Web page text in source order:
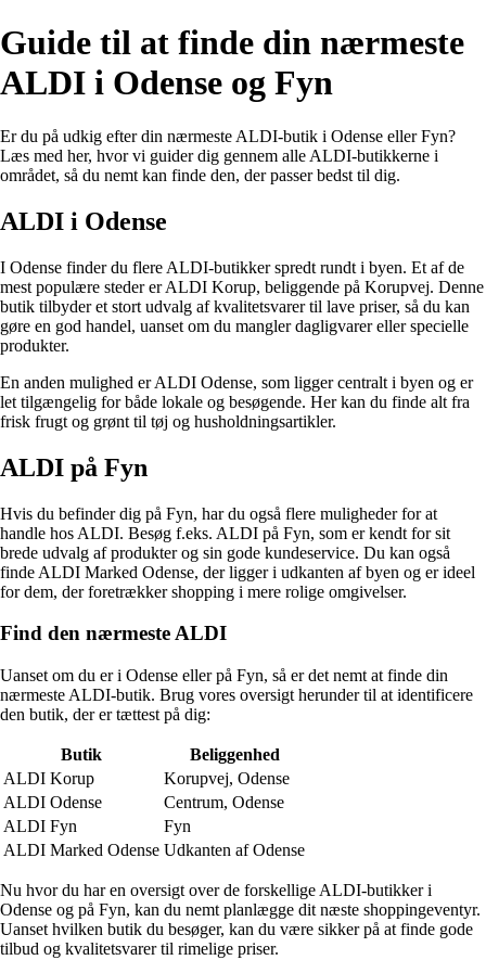
Guide til at finde din nærmeste
ALDI i Odense og Fyn
Er du på udkig efter din nærmeste ALDI-butik i Odense eller Fyn?
Læs med her, hvor vi guider dig gennem alle ALDI-butikkerne i
området, så du nemt kan finde den, der passer bedst til dig.
ALDI i Odense
I Odense finder du flere ALDI-butikker spredt rundt i byen. Et af de
mest populære steder er ALDI Korup, beliggende på Korupvej. Denne
butik tilbyder et stort udvalg af kvalitetsvarer til lave priser, så du kan
gøre en god handel, uanset om du mangler dagligvarer eller specielle
produkter.
En anden mulighed er ALDI Odense, som ligger centralt i byen og er
let tilgængelig for både lokale og besøgende. Her kan du finde alt fra
frisk frugt og grønt til tøj og husholdningsartikler.
ALDI på Fyn
Hvis du befinder dig på Fyn, har du også flere muligheder for at
handle hos ALDI. Besøg f.eks. ALDI på Fyn, som er kendt for sit
brede udvalg af produkter og sin gode kundeservice. Du kan også
finde ALDI Marked Odense, der ligger i udkanten af byen og er ideel
for dem, der foretrækker shopping i mere rolige omgivelser.
Find den nærmeste ALDI
Uanset om du er i Odense eller på Fyn, så er det nemt at finde din
nærmeste ALDI-butik. Brug vores oversigt herunder til at identificere
den butik, der er tættest på dig:
Butik
Beliggenhed
ALDI Korup
Korupvej, Odense
ALDI Odense
Centrum, Odense
ALDI Fyn
Fyn
ALDI Marked Odense Udkanten af Odense
Nu hvor du har en oversigt over de forskellige ALDI-butikker i
Odense og på Fyn, kan du nemt planlægge dit næste shoppingeventyr.
Uanset hvilken butik du besøger, kan du være sikker på at finde gode
tilbud og kvalitetsvarer til rimelige priser.